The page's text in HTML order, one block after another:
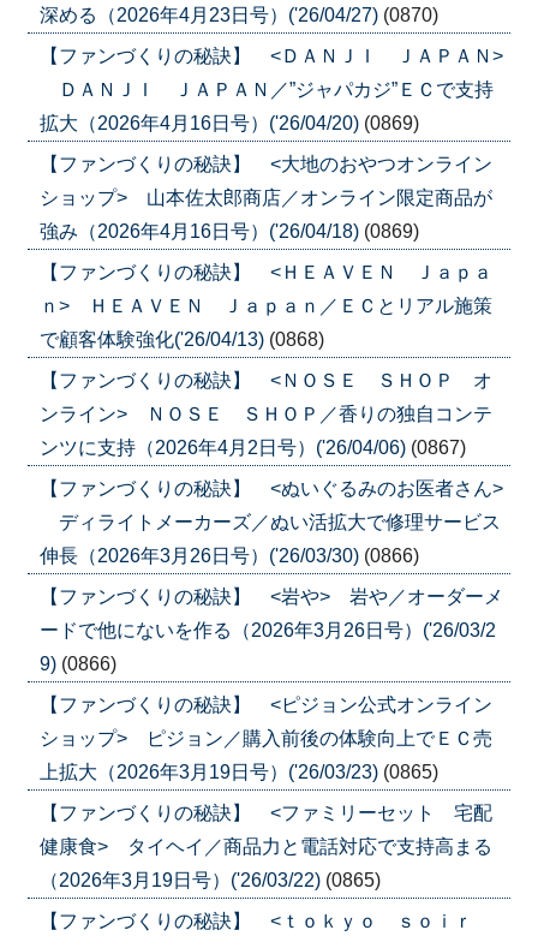
深める（2026年4月23日号）('26/04/27) (0870)
【ファンづくりの秘訣】 <ＤＡＮＪＩ ＪＡＰＡＮ>
ＤＡＮＪＩ ＪＡＰＡＮ／”ジャパカジ”ＥＣで支持
拡大（2026年4月16日号）('26/04/20) (0869)
【ファンづくりの秘訣】 <大地のおやつオンライン
ショップ> 山本佐太郎商店／オンライン限定商品が
強み（2026年4月16日号）('26/04/18) (0869)
【ファンづくりの秘訣】 <ＨＥＡＶＥＮ Ｊａｐａ
ｎ> ＨＥＡＶＥＮ Ｊａｐａｎ／ＥＣとリアル施策
で顧客体験強化('26/04/13) (0868)
【ファンづくりの秘訣】 <ＮＯＳＥ ＳＨＯＰ オ
ンライン> ＮＯＳＥ ＳＨＯＰ／香りの独自コンテ
ンツに支持（2026年4月2日号）('26/04/06) (0867)
【ファンづくりの秘訣】 <ぬいぐるみのお医者さん>
ディライトメーカーズ／ぬい活拡大で修理サービス
伸長（2026年3月26日号）('26/03/30) (0866)
【ファンづくりの秘訣】 <岩や> 岩や／オーダーメ
ードで他にないを作る（2026年3月26日号）('26/03/2
9) (0866)
【ファンづくりの秘訣】 <ピジョン公式オンライン
ショップ> ピジョン／購入前後の体験向上でＥＣ売
上拡大（2026年3月19日号）('26/03/23) (0865)
【ファンづくりの秘訣】 <ファミリーセット 宅配
健康食> タイヘイ／商品力と電話対応で支持高まる
（2026年3月19日号）('26/03/22) (0865)
【ファンづくりの秘訣】 <ｔｏｋｙｏ ｓｏｉｒ